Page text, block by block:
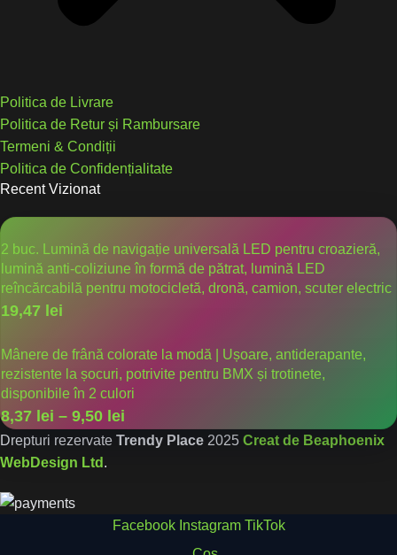
Politica de Livrare
Politica de Retur și Rambursare
Termeni & Condiții
Politica de Confidențialitate
Recent Vizionat
2 buc. Lumină de navigație universală LED pentru croazieră,
lumină anti-coliziune în formă de pătrat, lumină LED
reîncărcabilă pentru motocicletă, dronă, camion, scuter electric
19,47 lei
Mânere de frână colorate la modă | Ușoare, antiderapante,
rezistente la șocuri, potrivite pentru BMX și trotinete,
disponibile în 2 culori
8,37 lei – 9,50 lei
Drepturi rezervate Trendy Place 2025 Creat de Beaphoenix
WebDesign Ltd .
Facebook Instagram TikTok